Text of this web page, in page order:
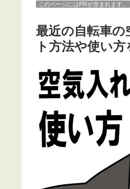
このページにはPRが含まれます。
最近の自転車
ト方法や使い方